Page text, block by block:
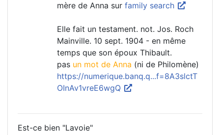
mère de Anna sur family search
Elle fait un testament. not. Jos. Roch
Mainville. 10 sept. 1904 - en même
temps que son époux Thibault.
pas un mot de Anna (ni de Philomène)
https://numerique.banq.q...f=8A3slctT
OInAv1vreE6wgQ
Est-ce bien "Lavoie"